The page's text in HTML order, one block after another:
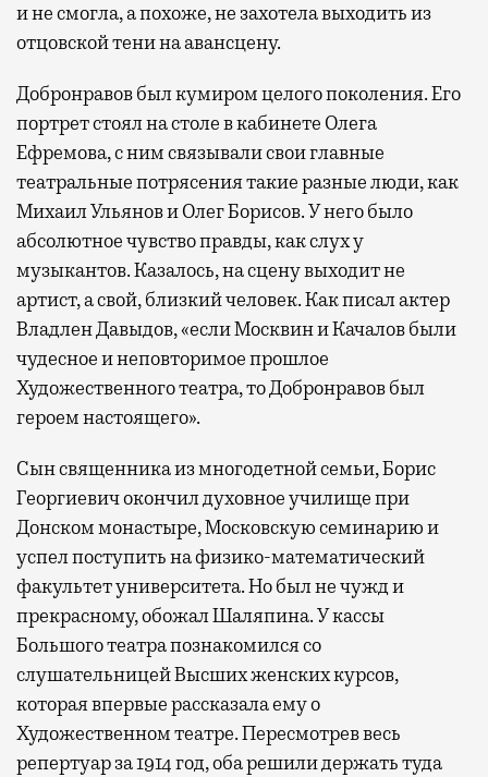
и не смогла, а похоже, не захотела выходить из
отцовской тени на авансцену.
Добронравов был кумиром целого поколения. Его
портрет стоял на столе в кабинете Олега
Ефремова, с ним связывали свои главные
театральные потрясения такие разные люди, как
Михаил Ульянов и Олег Борисов. У него было
абсолютное чувство правды, как слух у
музыкантов. Казалось, на сцену выходит не
артист, а свой, близкий человек. Как писал актер
Владлен Давыдов, «если Москвин и Качалов были
чудесное и неповторимое прошлое
Художественного театра, то Добронравов был
героем настоящего».
Сын священника из многодетной семьи, Борис
Георгиевич окончил духовное училище при
Донском монастыре, Московскую семинарию и
успел поступить на физико-математический
факультет университета. Но был не чужд и
прекрасному, обожал Шаляпина. У кассы
Большого театра познакомился со
слушательницей Высших женских курсов,
которая впервые рассказала ему о
Художественном театре. Пересмотрев весь
репертуар за 1914 год, оба решили держать туда